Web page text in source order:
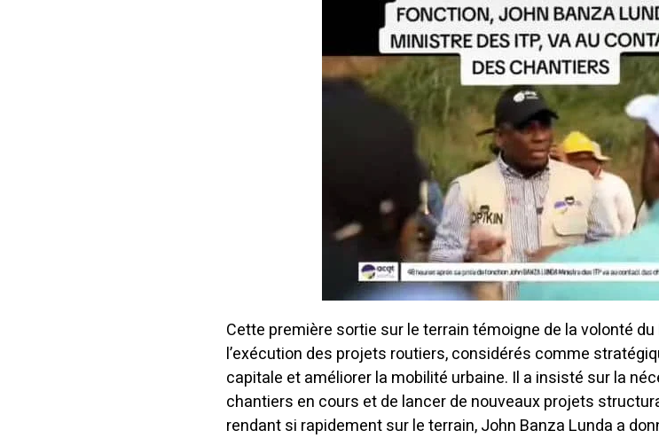
Cette première sortie sur le terrain témoigne de la volonté
l’exécution des projets routiers, considérés comme
capitale et améliorer la mobilité urbaine. Il a insisté sur la
chantiers en cours et de lancer de nouveaux projets
rendant si rapidement sur le terrain, John Banza Lunda a